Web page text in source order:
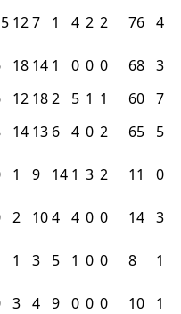
127 1 4 2 2 76 4
18 14 1 0 0 0 68 3
12 182 5 1 1 60 7
14 13 6 4 0 2 65 5
1 9 14 1 3 2 11
0
2 104 4 0 0 14 3
1 3 5 1 0 0 8
1
3 4 9 0 0 0 10
1